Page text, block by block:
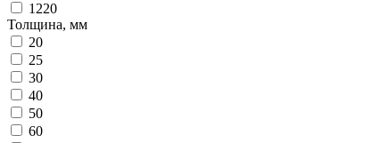
1220
Толщина, мм
20
25
30
40
50
60